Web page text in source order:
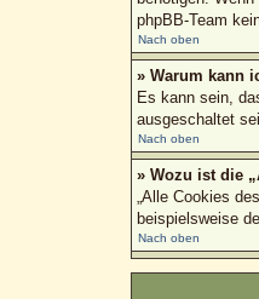
phpBB-Team
Nach oben
» Warum kann
Es kann sein,
ausgeschaltet
Nach oben
» Wozu ist die
„Alle Cookies
beispielsweise
Nach oben